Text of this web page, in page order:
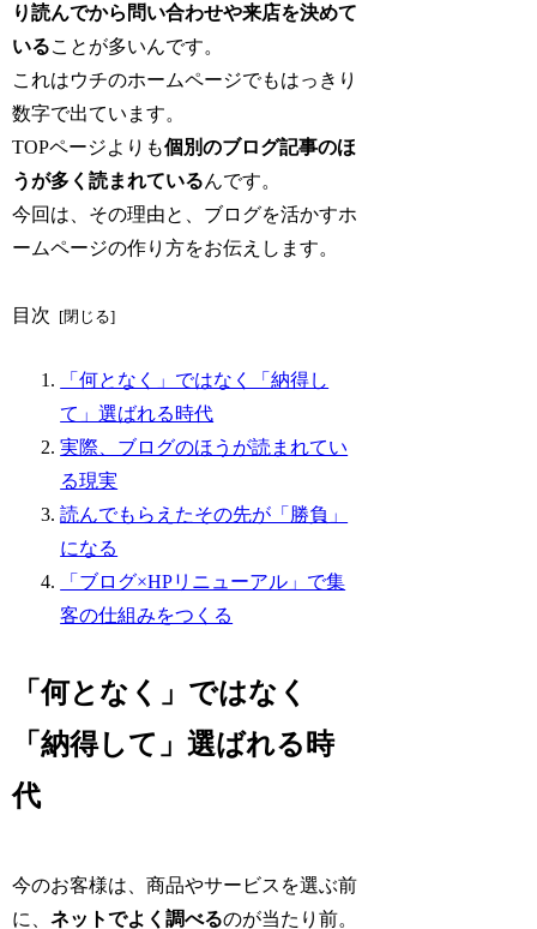
り読んでから問い合わせや来店を決めて
いることが多いんです。
これはウチのホームページでもはっきり
数字で出ています。
TOPページよりも個別のブログ記事のほ
うが多く読まれているんです。
今回は、その理由と、ブログを活かすホ
ームページの作り方をお伝えします。
目次
「何となく」ではなく「納得し
て」選ばれる時代
実際、ブログのほうが読まれてい
る現実
読んでもらえたその先が「勝負」
になる
「ブログ×HPリニューアル」で集
客の仕組みをつくる
「何となく」ではなく
「納得して」選ばれる時
代
今のお客様は、商品やサービスを選ぶ前
に、ネットでよく調べるのが当たり前。